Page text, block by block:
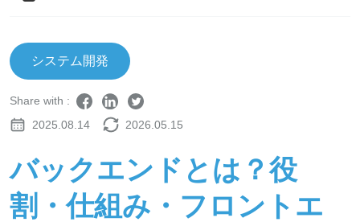
システム開発
Share with :
2025.08.14
2026.05.15
バックエンドとは？役
割・仕組み・フロントエ